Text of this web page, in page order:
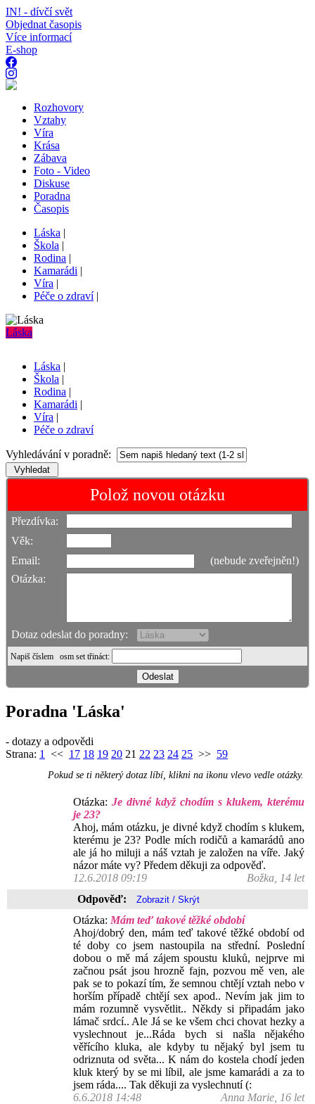
IN! - dívčí svět
Objednat časopis
Více informací
E-shop
Rozhovory
Vztahy
Víra
Krása
Zábava
Foto - Video
Diskuse
Poradna
Časopis
Láska |
Škola |
Rodina |
Kamarádi |
Víra |
Péče o zdraví|
Láska
Láska |
Škola |
Rodina |
Kamarádi |
Víra |
Péče o zdraví
Vyhledávání v poradně:
Polož novou otázku
Přezdívka:
Věk:
Email:
(nebude zveřejněn!)
Otázka:
Dotaz odeslat do poradny:
Napiš číslem osm set třináct:
Poradna 'Láska'
- dotazy a odpovědi
Strana: 1 << 17 18 19 20 21 22 23 24 25 >> 59
Pokud se ti některý dotaz líbí, klikni na ikonu vlevo vedle otázky.
Otázka: Je divné když chodím s klukem, kterému
je 23?
Ahoj, mám otázku, je divné když chodím s klukem,
kterému je 23? Podle mích rodičů a kamarádů ano
ale já ho miluji a náš vztah je založen na víře. Jaký
názor máte vy? Předem děkuji za odpověď.
12.6.2018 09:19
Božka, 14 let
Odpověď:
Otázka: Mám teď takové těžké období
Ahoj/dobrý den, mám teď takové těžké období od
té doby co jsem nastoupila na střední. Poslední
dobou o mě má zájem spoustu kluků, nejprve mi
začnou psát jsou hrozně fajn, pozvou mě ven, ale
pak se to pokazí tím, že semnou chtějí vztah nebo v
horším případě chtějí sex apod.. Nevím jak jim to
mám rozumně vysvětlit.. Někdy si připadám jako
lámač srdcí.. Ale Já se ke všem chci chovat hezky a
vyslechnout je...Ráda bych si našla nějakého
věřícího kluka, ale kdyby tu nějaký byl jsem tu
odriznuta od světa... K nám do kostela chodí jeden
kluk který by se mi líbil, ale jsme kamarádi a za to
jsem ráda.... Tak děkuji za vyslechnutí (:
6.6.2018 14:48
Anna Marie, 16 let